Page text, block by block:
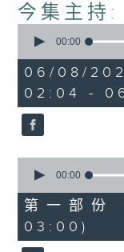
今集主持:
seconds
3
hours,
43
minutes,
59
seconds
00:00
06/08/
02:04 -
seconds
56
minutes,
0
seconds
00:00
第一部
03:00)